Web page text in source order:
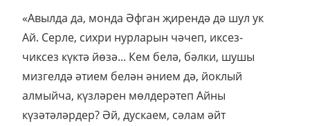
«Авылда да, монда Әфган җирендә дә шул ук
Ай. Серле, сихри нурларын чәчеп, иксез-
чиксез күктә йөзә... Кем белә, бәлки, шушы
мизгелдә әтием белән әнием дә, йоклый
алмыйча, күзләрен мөлдерәтеп Айны
күзәтәләрдер? Әй, дускаем, сәлам әйт